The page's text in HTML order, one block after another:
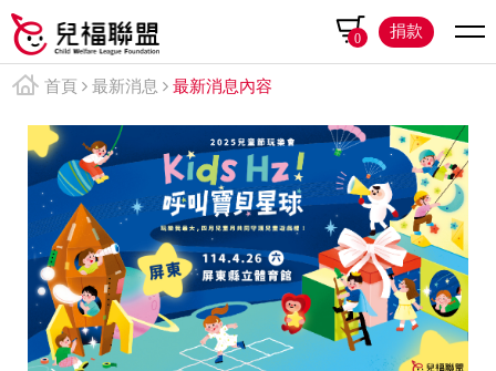
0 捐款
首頁 最新消息 最新消息內容